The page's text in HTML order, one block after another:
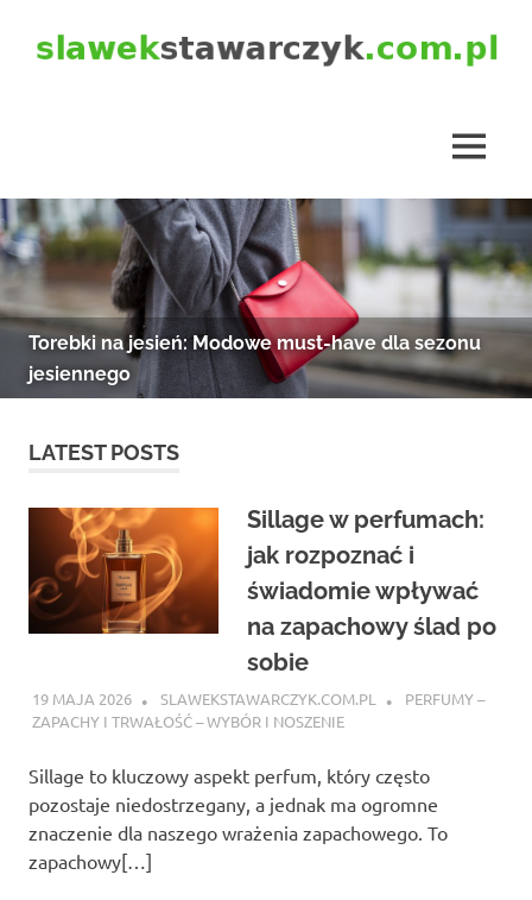
MENU
Torebki na jesień: Modowe must-have dla sezonu
jesiennego
LATEST POSTS
Sillage w perfumach:
jak rozpoznać i
świadomie wpływać
na zapachowy ślad po
sobie
19 MAJA 2026 SLAWEKSTAWARCZYK.COM.PL
PERFUMY –
ZAPACHY I TRWAŁOŚĆ – WYBÓR I NOSZENIE
Sillage to kluczowy aspekt perfum, który często
pozostaje niedostrzegany, a jednak ma ogromne
znaczenie dla naszego wrażenia zapachowego. To
zapachowy[…]